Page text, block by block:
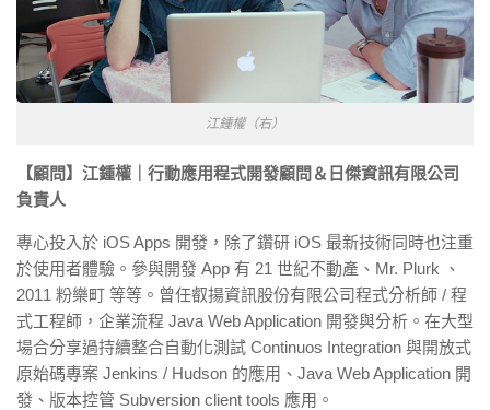
江鍾權（右）
【顧問】江鍾權｜行動應用程式開發顧問＆日傑資訊有限公司
負責人
專心投入於 iOS Apps 開發，除了鑽研 iOS 最新技術同時也注重
於使用者體驗。參與開發 App 有 21 世紀不動產、Mr. Plurk 、
2011 粉樂町 等等。曾任叡揚資訊股份有限公司程式分析師 / 程
式工程師，企業流程 Java Web Application 開發與分析。在大型
場合分享過持續整合自動化測試 Continuos Integration 與開放式
原始碼專案 Jenkins / Hudson 的應用、Java Web Application 開
發、版本控管 Subversion client tools 應用。